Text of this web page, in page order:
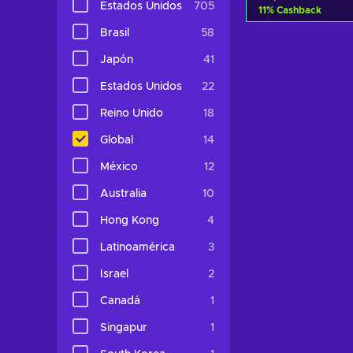
Estados Unidos 705
Brasil 58
Japón 41
Estados Unidos 22
Reino Unido 18
Global 14
México 12
Australia 10
Hong Kong 4
Latinoamérica 3
Israel 2
Canadá 1
Singapur 1
11% Cashback